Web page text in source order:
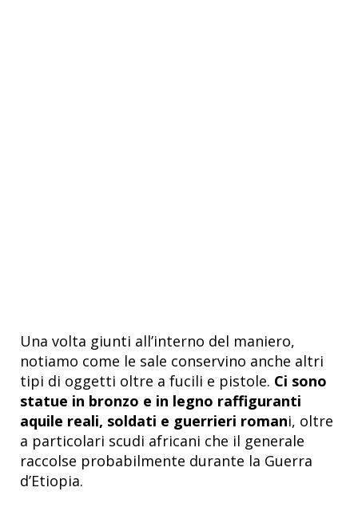
Una volta giunti all’interno del maniero,
notiamo come le sale conservino anche altri
tipi di oggetti oltre a fucili e pistole. Ci sono
statue in bronzo e in legno raffiguranti
aquile reali, soldati e guerrieri romani, oltre
a particolari scudi africani che il generale
raccolse probabilmente durante la Guerra
d’Etiopia.